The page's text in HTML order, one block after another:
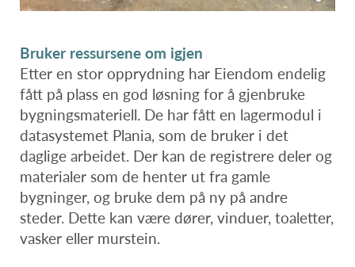
Bruker ressursene om igjen
Etter en stor opprydning har Eiendom endelig
fått på plass en god løsning for å gjenbruke
bygningsmateriell. De har fått en lagermodul i
datasystemet Plania, som de bruker i det
daglige arbeidet. Der kan de registrere deler og
materialer som de henter ut fra gamle
bygninger, og bruke dem på ny på andre
steder. Dette kan være dører, vinduer, toaletter,
vasker eller murstein.